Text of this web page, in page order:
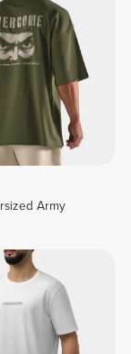
Army